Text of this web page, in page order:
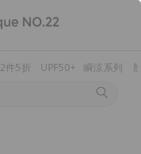
2件5折 UPF50+ 瞬涼系列